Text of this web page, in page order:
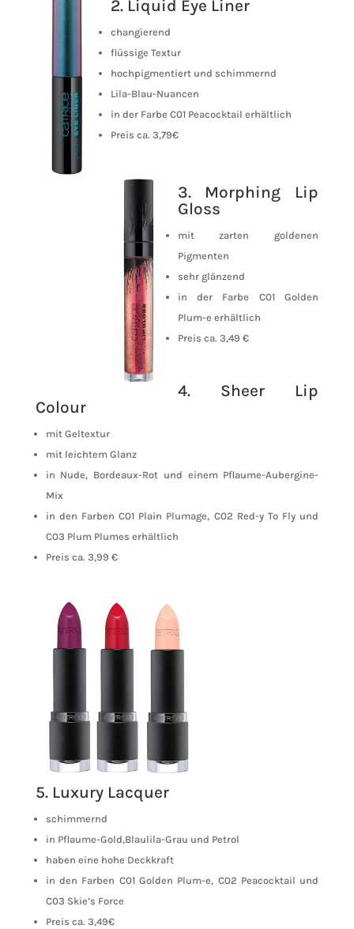
2. Liquid Eye Liner
changierend
flüssige Textur
hochpigmentiert und schimmernd
Lila-Blau-Nuancen
in der Farbe C01 Peacocktail erhältlich
Preis ca. 3,79€
3. Morphing Lip
Gloss
mit zarten goldenen
Pigmenten
sehr glänzend
in der Farbe C01 Golden
Plum-e erhältlich
Preis ca. 3,49 €
4. Sheer Lip
Colour
mit Geltextur
mit leichtem Glanz
in Nude, Bordeaux-Rot und einem Pflaume-Aubergine-
Mix
in den Farben C01 Plain Plumage, C02 Red-y To Fly und
C03 Plum Plumes erhältlich
Preis ca. 3,99 €
5. Luxury Lacquer
schimmernd
in Pflaume-Gold,Blaulila-Grau und Petrol
haben eine hohe Deckkraft
in den Farben C01 Golden Plum-e, C02 Peacocktail und
C03 Skie’s Force
Preis ca. 3,49€